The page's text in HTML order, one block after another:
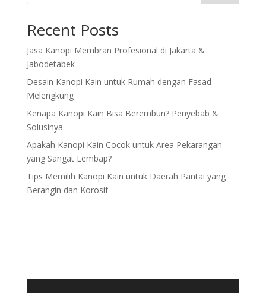
Recent Posts
Jasa Kanopi Membran Profesional di Jakarta &
Jabodetabek
Desain Kanopi Kain untuk Rumah dengan Fasad
Melengkung
Kenapa Kanopi Kain Bisa Berembun? Penyebab &
Solusinya
Apakah Kanopi Kain Cocok untuk Area Pekarangan
yang Sangat Lembap?
Tips Memilih Kanopi Kain untuk Daerah Pantai yang
Berangin dan Korosif